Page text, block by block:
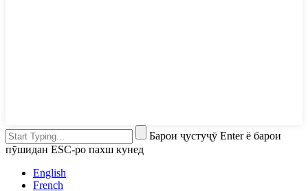
Барои ҷустуҷӯ Enter ё барои
пӯшидан ESC-ро пахш кунед
English
French